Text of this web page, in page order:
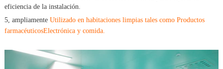
eficiencia de la instalación.
5, ampliamente Utilizado en habitaciones limpias tales como Productos
farmacéuticosElectrónica y comida.